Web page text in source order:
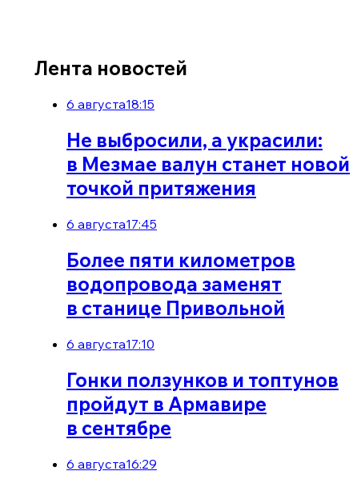
Лента новостей
6 августа18:15
Не выбросили, а украсили:
в Мезмае валун станет новой
точкой притяжения
6 августа17:45
Более пяти километров
водопровода заменят
в станице Привольной
6 августа17:10
Гонки ползунков и топтунов
пройдут в Армавире
в сентябре
6 августа16:29